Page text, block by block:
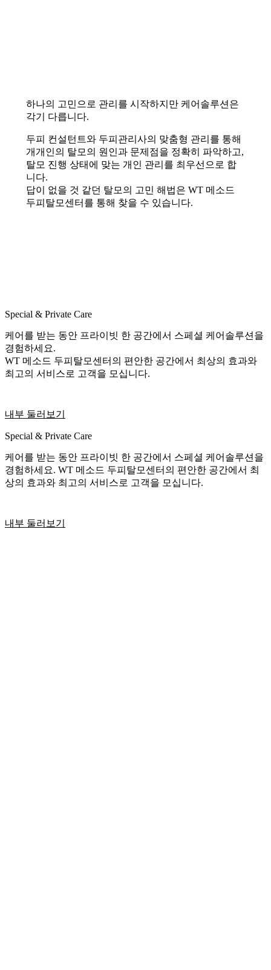
하나의 고민으로 관리를 시작하지만 케어솔루션은
각기 다릅니다.
두피 컨설턴트와 두피관리사의 맞춤형 관리를 통해
개개인의 탈모의 원인과 문제점을 정확히 파악하고,
탈모 진행 상태에 맞는 개인 관리를 최우선으로 합
니다.
답이 없을 것 같던 탈모의 고민 해법은 WT 메소드
두피탈모센터를 통해 찾을 수 있습니다.
Special & Private Care
케어를 받는 동안 프라이빗 한 공간에서 스페셜 케어솔루션을
경험하세요.
WT 메소드 두피탈모센터의 편안한 공간에서 최상의 효과와
최고의 서비스로 고객을 모십니다.
내부 둘러보기
Special & Private Care
케어를 받는 동안 프라이빗 한 공간에서 스페셜 케어솔루션을
경험하세요. WT 메소드 두피탈모센터의 편안한 공간에서 최
상의 효과와 최고의 서비스로 고객을 모십니다.
내부 둘러보기